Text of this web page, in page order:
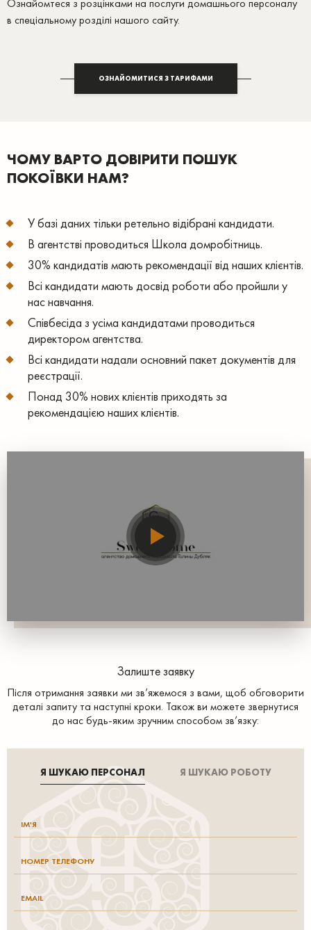
Ознайомтеся з розцінками на послуги домашнього персоналу
в спеціальному розділі нашого сайту.
ОЗНАЙОМИТИСЯ З ТАРИФАМИ
ЧОМУ ВАРТО ДОВІРИТИ ПОШУК
ПОКОЇВКИ НАМ?
У базі даних тільки ретельно відібрані кандидати.
В агентстві проводиться Школа домробітниць.
30% кандидатів мають рекомендації від наших клієнтів.
Всі кандидати мають досвід роботи або пройшли у
нас навчання.
Співбесіда з усіма кандидатами проводиться
директором агентства.
Всі кандидати надали основний пакет документів для
реєстрації.
Понад 30% нових клієнтів приходять за
рекомендацією наших клієнтів.
Залиште заявку
Після отримання заявки ми зв’яжемося з вами, щоб обговорити
деталі запиту та наступні кроки. Також ви можете звернутися
до нас будь-яким зручним способом зв’язку:
Я ШУКАЮ ПЕРСОНАЛ Я ШУКАЮ РОБОТУ